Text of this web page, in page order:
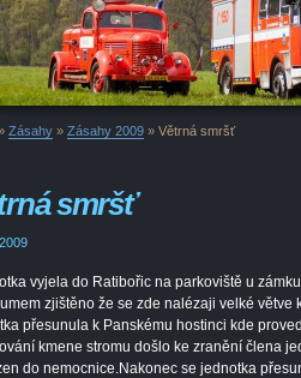
Zásahy » Zásahy 2009 » Větrná smršť
smršť
vyjela do Ratibořic na parkoviště u
zjištěno že se zde nalézaji velké
přesunula k Panskému hostinci kde
kmene stromu došlo ke zranění člena
do nemocnice.Nakonec se jednotka